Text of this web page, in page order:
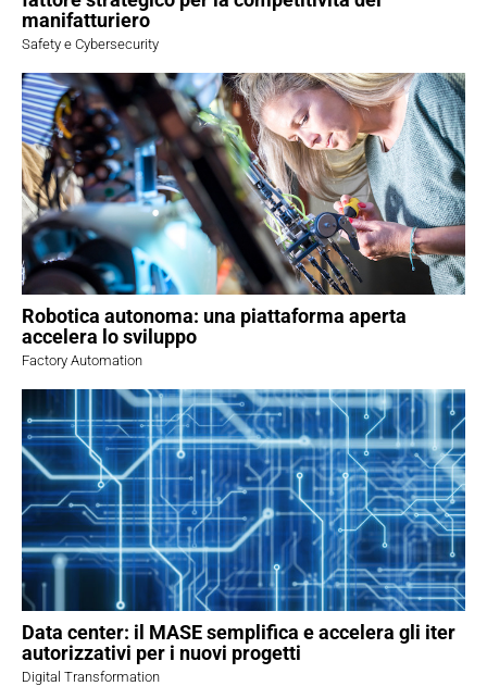
manifatturiero
Safety e Cybersecurity
Robotica autonoma: una piattaforma aperta
accelera lo sviluppo
Factory Automation
Data center: il MASE semplifica e accelera gli iter
autorizzativi per i nuovi progetti
Digital Transformation